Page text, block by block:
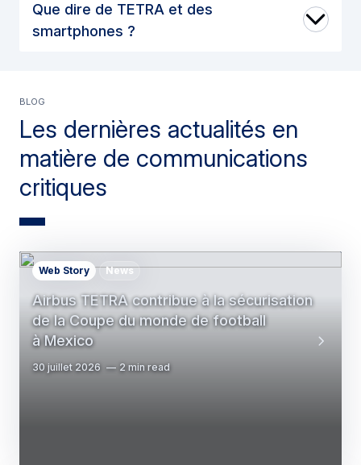
Que dire de TETRA et des
smartphones ?
Les dernières actualités en
matière de communications
critiques
BLOG
Airbus TETRA contribue à la sécurisation
de la Coupe du monde de football
à Mexico
Web Story News
30 juillet 2026 2 min read